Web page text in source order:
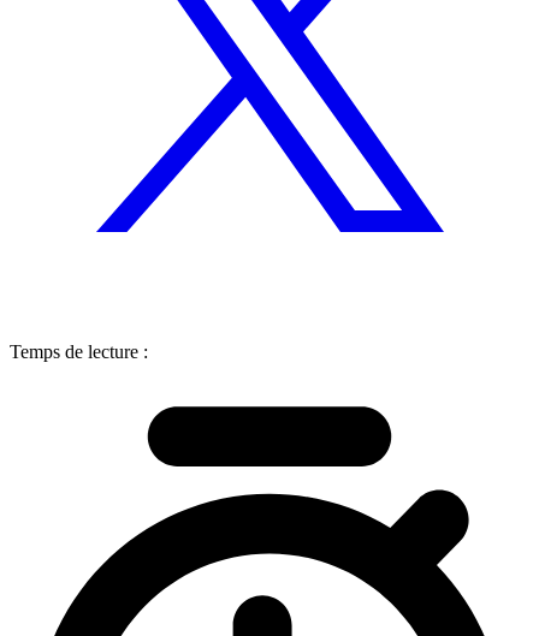
Temps de lecture :